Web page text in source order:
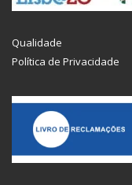
Qualidade
Política de Privacidade